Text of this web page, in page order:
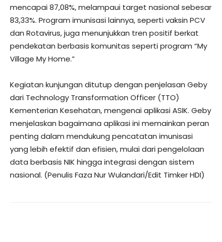
mencapai 87,08%, melampaui target nasional sebesar
83,33%. Program imunisasi lainnya, seperti vaksin PCV
dan Rotavirus, juga menunjukkan tren positif berkat
pendekatan berbasis komunitas seperti program “My
Village My Home.”
Kegiatan kunjungan ditutup dengan penjelasan Geby
dari Technology Transformation Officer (TTO)
Kementerian Kesehatan, mengenai aplikasi ASIK. Geby
menjelaskan bagaimana aplikasi ini memainkan peran
penting dalam mendukung pencatatan imunisasi
yang lebih efektif dan efisien, mulai dari pengelolaan
data berbasis NIK hingga integrasi dengan sistem
nasional. (Penulis Faza Nur Wulandari/Edit Timker HDI)